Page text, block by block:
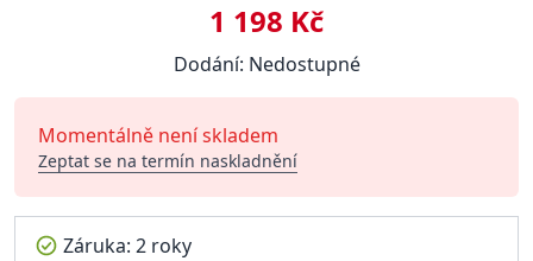
1 198 Kč
Dodání: Nedostupné
Momentálně není skladem
Zeptat se na termín naskladnění
Záruka: 2 roky